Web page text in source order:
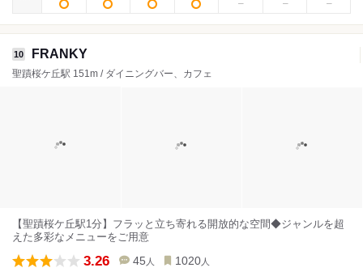
10 FRANKY
聖蹟桜ケ丘駅 151m / ダイニングバー、カフェ
【聖蹟桜ケ丘駅1分】フラッと立ち寄れる開放的な空間◆ジャンルを超
えた多彩なメニューをご用意
3.26 45 人 1020 人